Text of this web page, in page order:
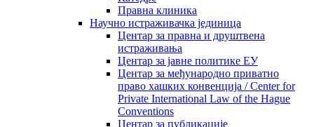
Правна клиника
Научно истраживачка јединица
Центар за правна и друштвена
истраживања
Центар за јавне политике ЕУ
Центар за међународно приватно
право хашких конвенција / Center for
Private International Law of the Hague
Conventions
Центар за публикације